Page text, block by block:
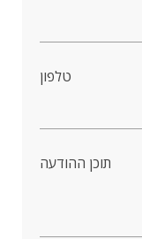
טלפון
תוכן ההודעה